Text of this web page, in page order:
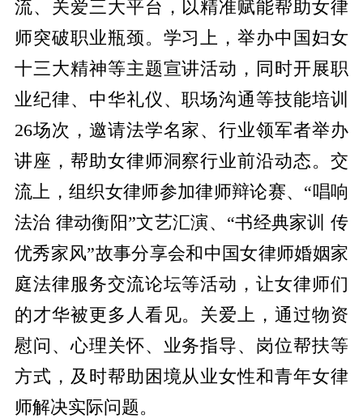
流、关爱三大平台，以精准赋能帮助女律
师突破职业瓶颈。学习上，举办中国妇女
十三大精神等主题宣讲活动，同时开展职
业纪律、中华礼仪、职场沟通等技能培训
26场次，邀请法学名家、行业领军者举办
讲座，帮助女律师洞察行业前沿动态。交
流上，组织女律师参加律师辩论赛、“唱响
法治 律动衡阳”文艺汇演、“书经典家训 传
优秀家风”故事分享会和中国女律师婚姻家
庭法律服务交流论坛等活动，让女律师们
的才华被更多人看见。关爱上，通过物资
慰问、心理关怀、业务指导、岗位帮扶等
方式，及时帮助困境从业女性和青年女律
师解决实际问题。